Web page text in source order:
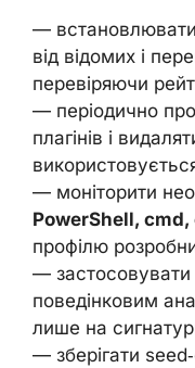
—
від відомих і
перевіряючи
— періодично
плагінів і
— моніторити
PowerShell, cmd,
профілю
— застосовувати
поведінковим
лише на
— зберігати